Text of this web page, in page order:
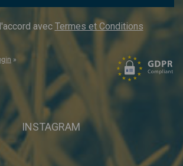
avec Termes et Conditions
»
INSTAGRAM